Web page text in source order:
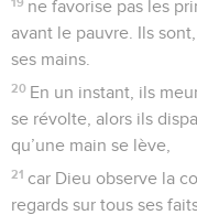
ne favorise pas les
avant le pauvre. Ils
ses mains.
20 En un instant, ils
se révolte, alors ils
qu’une main se lève,
21 car Dieu observe la
regards sur tous ses